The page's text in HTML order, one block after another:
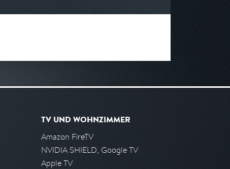
TV UND WOHNZIMMER
Amazon FireTV
NVIDIA SHIELD, Google TV
Apple TV